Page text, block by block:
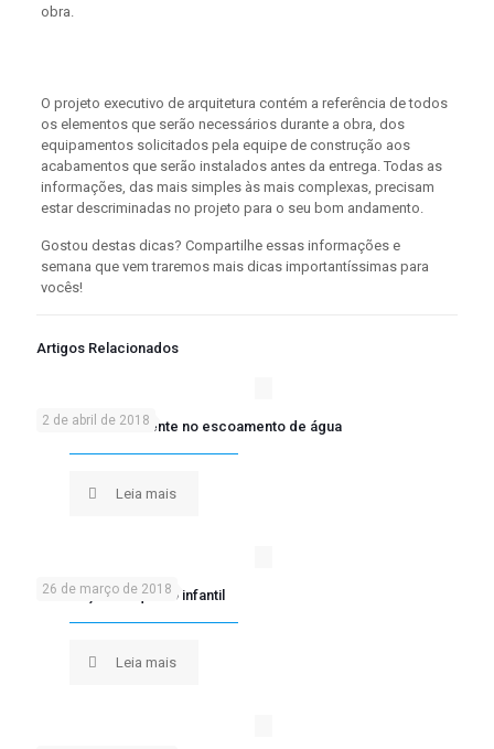
obra.
O projeto executivo de arquitetura contém a referência de todos
os elementos que serão necessários durante a obra, dos
equipamentos solicitados pela equipe de construção aos
acabamentos que serão instalados antes da entrega. Todas as
informações, das mais simples às mais complexas, precisam
estar descriminadas no projeto para o seu bom andamento.
Gostou destas dicas? Compartilhe essas informações e
semana que vem traremos mais dicas importantíssimas para
vocês!
Artigos Relacionados
2 de abril de 2018
Ralo linear é eficiente no escoamento de água
Leia mais
26 de março de 2018
Decoração do quarto infantil
Leia mais